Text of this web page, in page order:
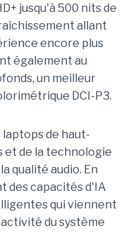
jusqu'à 500 nits de
allant
encore plus
également au
un meilleur
DCI-P3.
laptops de haut-
et de la technologie
qualité audio. En
des capacités d'IA
qui viennent
du système